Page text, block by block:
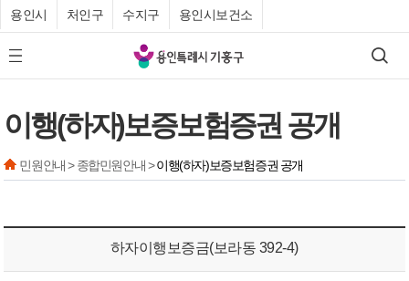
용인시 처인구 수지구 용인시보건소
모바일 메뉴 버튼
기
흥
청
검색
이행(하자)보증보험증권 공개
민원안내 > 종합민원안내 >이행(하자)보증보험증권 공개
하자이행보증금(보라동 392-4)